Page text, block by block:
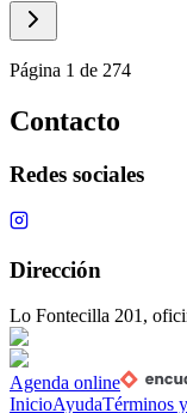
Página 1 de 274
Contacto
Redes sociales
Dirección
Lo Fontecilla 201,
Agenda online
InicioAyudaTérminos